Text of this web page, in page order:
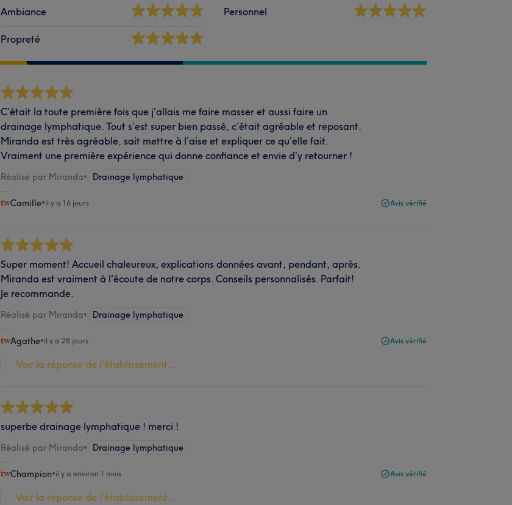
Ambiance
Propreté
Personnel
C’était la toute première fois que j’allais me faire masser et aussi faire un
drainage lymphatique. Tout s’est super bien passé, c’était agréable et reposant.
Miranda est très agréable, sait mettre à l’aise et expliquer ce qu’elle fait.
Vraiment une première expérience qui donne confiance et envie d’y retourner !
Réalisé par Miranda• Drainage lymphatique
Camille•il y a 16 jours Avis vérifié
Super moment! Accueil chaleureux, explications données avant, pendant, après.
Miranda est vraiment à l'écoute de notre corps. Conseils personnalisés. Parfait!
Je recommande.
Réalisé par Miranda• Drainage lymphatique
Agathe•il y a 28 jours Avis vérifié
Voir la réponse de l'établissement...
superbe drainage lymphatique ! merci !
Réalisé par Miranda• Drainage lymphatique
Champion•il y a environ 1 mois Avis vérifié
Voir la réponse de l'établissement...